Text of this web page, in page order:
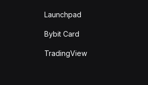
Launchpad
Bybit Card
TradingView